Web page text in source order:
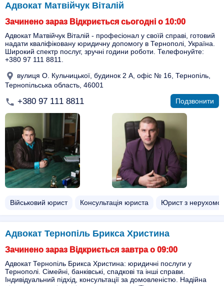
Адвокат Матвійчук Віталій
Зачинено зараз Відкриється сьогодні о 10:00
Адвокат Матвійчук Віталій - професіонал у своїй справі, готовий
надати кваліфіковану юридичну допомогу в Тернополі, Україна.
Широкий спектр послуг, зручні години роботи. Телефонуйте:
+380 97 111 8811.
вулиця О. Кульчицької, будинок 2 А, офіс № 16, Тернопіль,
Тернопільська область, 46001
+380 97 111 8811 Подзвонити
Військовий юрист Консультація юриста Юрист з
Адвокат Тернопіль Брикса Христина
Зачинено зараз Відкриється завтра о 09:00
Адвокат Тернопіль Брикса Христина: юридичні послуги у
Тернополі. Сімейні, банківські, спадкові та інші справи.
Індивідуальний підхід, консультації за домовленістю. Надійна